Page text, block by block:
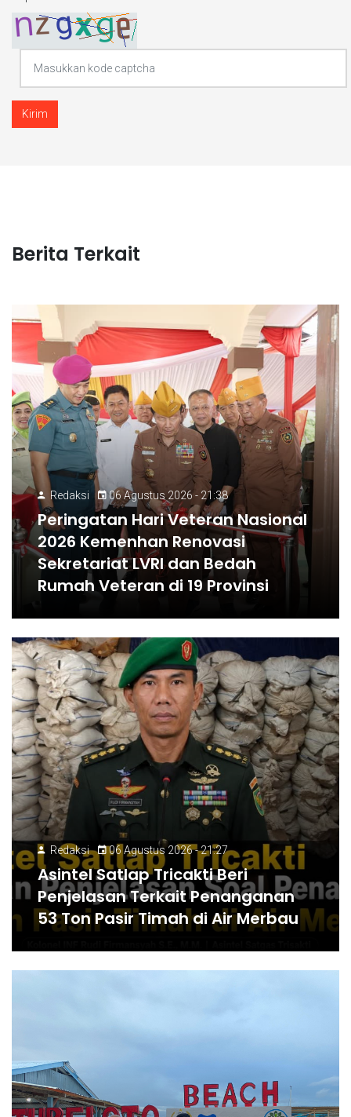
Kirim
Berita Terkait
Redaksi 06 Agustus 2026 - 21:38
Peringatan Hari Veteran Nasional
2026 Kemenhan Renovasi
Sekretariat LVRI dan Bedah
Rumah Veteran di 19 Provinsi
Redaksi 06 Agustus 2026 - 21:27
Asintel Satlap Tricakti Beri
Penjelasan Terkait Penanganan
53 Ton Pasir Timah di Air Merbau